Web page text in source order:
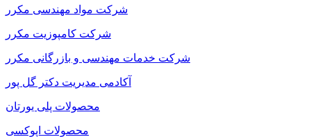
شرکت مواد مهندسی مکرر
شرکت کامپوزیت مکرر
شرکت خدمات مهندسی و بازرگانی مکرر
آکادمی مدیریت دکتر گل پور
محصولات پلی یورتان
محصولات اپوکسی